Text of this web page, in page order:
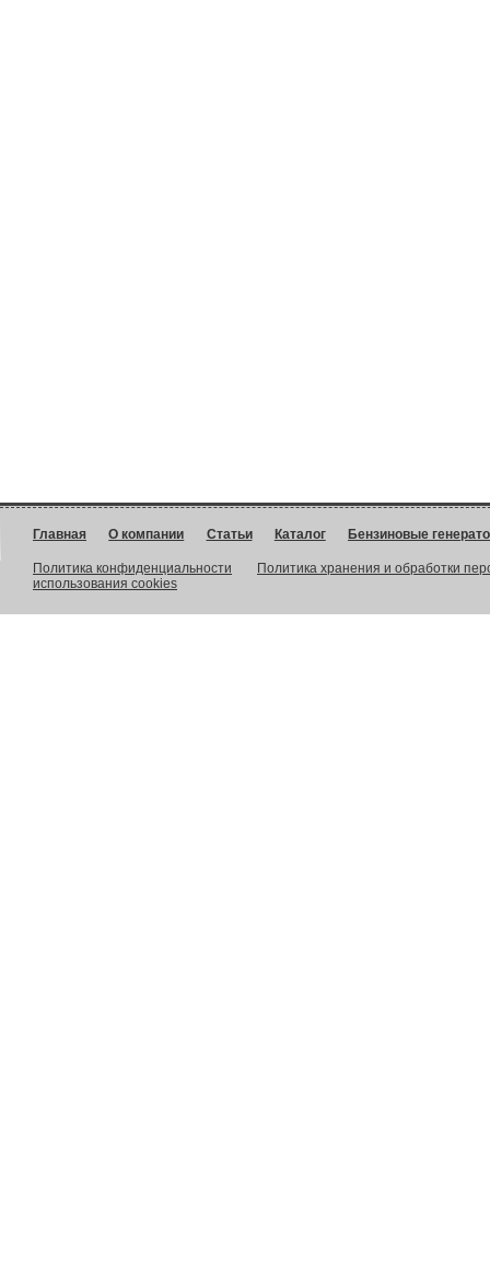
Главная О компании Статьи Каталог Бензиновые
Политика конфиденциальности
Политика хранения и обработки
использования cookies